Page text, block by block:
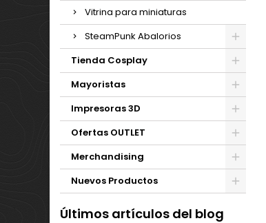
Vitrina para miniaturas
SteamPunk Abalorios
Tienda Cosplay
Mayoristas
Impresoras 3D
Ofertas OUTLET
Merchandising
Nuevos Productos
Últimos artículos del blog